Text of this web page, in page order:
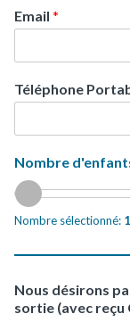
Email *
Téléphone
Nombre
Nombre sélectionné: 1
Nous désirons
sortie (avec reçu